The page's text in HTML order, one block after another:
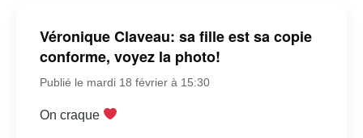
Véronique Claveau: sa fille est sa copie
conforme, voyez la photo!
Publié le mardi 18 février à 15:30
On craque